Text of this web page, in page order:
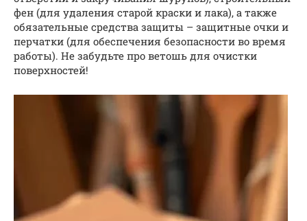
фен (для удаления старой краски и лака), а также
обязательные средства защиты – защитные очки и
перчатки (для обеспечения безопасности во время
работы). Не забудьте про ветошь для очистки
поверхностей!